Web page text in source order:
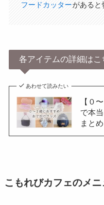
フードカッターがあると
各アイテムの詳細はこ
あわせて読みたい
【０
で本
まとめ
こもれびカフェのメニ